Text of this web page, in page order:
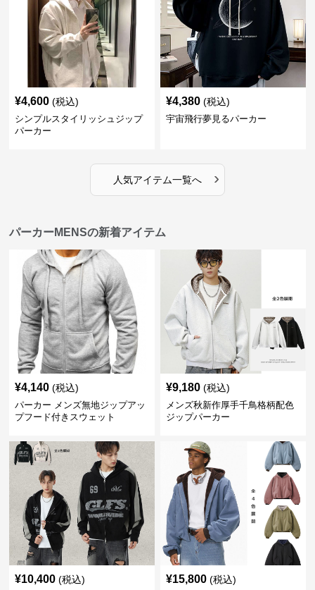
¥4,600 (税込)
シンプルスタイリッシュジップ
パーカー
¥4,380 (税込)
宇宙飛行夢見るパーカー
人気アイテム一覧へ ›
パーカーMENSの新着アイテム
¥4,140 (税込)
パーカー メンズ無地ジップアッ
プフード付きスウェット
¥9,180 (税込)
メンズ秋新作厚手千鳥格柄配色
ジップパーカー
¥10,400 (税込) ¥15,800 (税込)